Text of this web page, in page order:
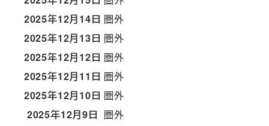
2025年12月14日 圏外
2025年12月13日 圏外
2025年12月12日 圏外
2025年12月11日 圏外
2025年12月10日 圏外
2025年12月9日 圏外